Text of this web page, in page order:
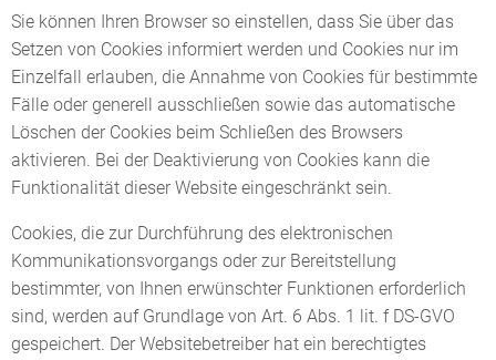
Sie können Ihren Browser so einstellen, dass Sie über das
Setzen von Cookies informiert werden und Cookies nur im
Einzelfall erlauben, die Annahme von Cookies für bestimmte
Fälle oder generell ausschließen sowie das automatische
Löschen der Cookies beim Schließen des Browsers
aktivieren. Bei der Deaktivierung von Cookies kann die
Funktionalität dieser Website eingeschränkt sein.
Cookies, die zur Durchführung des elektronischen
Kommunikationsvorgangs oder zur Bereitstellung
bestimmter, von Ihnen erwünschter Funktionen erforderlich
sind, werden auf Grundlage von Art. 6 Abs. 1 lit. f DS-GVO
gespeichert. Der Websitebetreiber hat ein berechtigtes